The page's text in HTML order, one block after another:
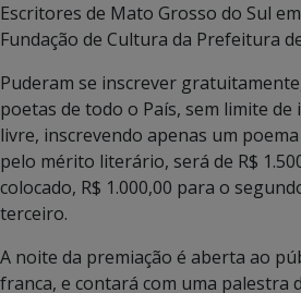
Escritores de Mato Grosso do Sul
Fundação de Cultura da Prefeitura
Puderam se inscrever
poetas de todo o País, sem limite de
livre, inscrevendo apenas um
pelo mérito literário, será de R$
colocado, R$ 1.000,00 para o
terceiro.
A noite da premiação é aberta ao
franca, e contará com uma palestra